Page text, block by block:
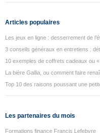
Articles populaires
Les jeux en ligne : desserrement de
3 conseils généraux en entretiens :
10 exemples de coffrets cadeaux ou
La bière Gallia, ou comment faire
Top 10 des raisons poussant une
Les partenaires du mois
Formations finance Francis Lefebvre